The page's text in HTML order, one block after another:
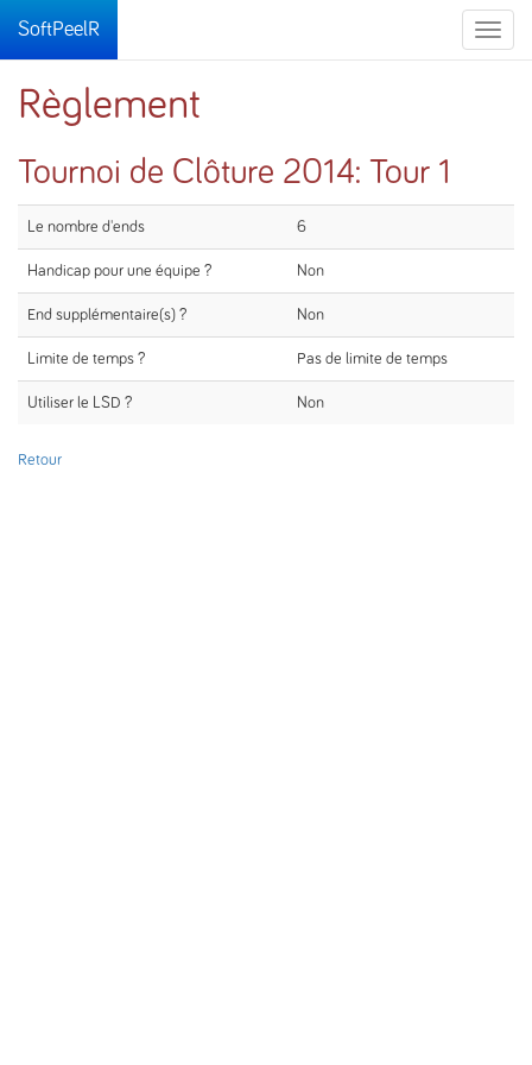
Toggle
SoftPeelR
Règlement
Tournoi de Clôture 2014: Tour 1
Le nombre d'ends 6
Handicap pour une équipe ? Non
End supplémentaire(s) ? Non
Limite de temps ? Pas de limite de temps
Utiliser le LSD ? Non
Retour